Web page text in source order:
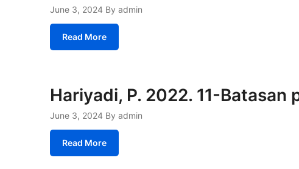
June 3, 2024 By admin
Read More
Hariyadi, P. 2022. 11-Batasan
June 3, 2024 By admin
Read More